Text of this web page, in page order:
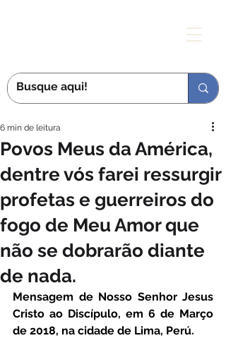
Povos Meus da América,
dentre vós farei ressurgir
profetas e guerreiros do
fogo de Meu Amor que
não se dobrarão diante
de nada.
6 min de leitura
Mensagem de Nosso Senhor Jesus
Cristo ao Discípulo, em 6 de Março
de 2018, na cidade de Lima, Perú.